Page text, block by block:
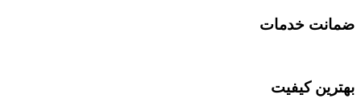
ضمانت خدمات
بهترین کیفیت